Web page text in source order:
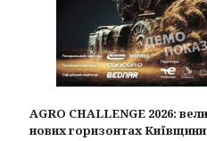
AGRO CHALLENGE 2026:
нових горизонтах Київщини